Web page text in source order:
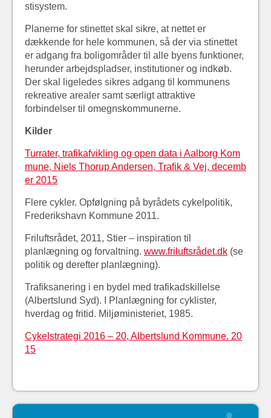
stisystem.
Planerne for stinettet skal sikre, at nettet er
dækkende for hele kommunen, så der via stinettet
er adgang fra boligområder til alle byens funktioner,
herunder arbejdspladser, institutioner og indkøb.
Der skal ligeledes sikres adgang til kommunens
rekreative arealer samt særligt attraktive
forbindelser til omegnskommunerne.
Kilder
Turrater, trafikafvikling og open data i Aalborg Kom
mune, Niels Thorup Andersen, Trafik & Vej, decemb
er 2015
Flere cykler. Opfølgning på byrådets cykelpolitik,
Frederikshavn Kommune 2011.
Friluftsrådet, 2011, Stier – inspiration til
planlægning og forvaltning. www.friluftsrådet.dk (se
politik og derefter planlægning).
Trafiksanering i en bydel med trafikadskillelse
(Albertslund Syd). I Planlægning for cyklister,
hverdag og fritid. Miljøministeriet, 1985.
Cykelstrategi 2016 – 20, Albertslund Kommune. 20
15